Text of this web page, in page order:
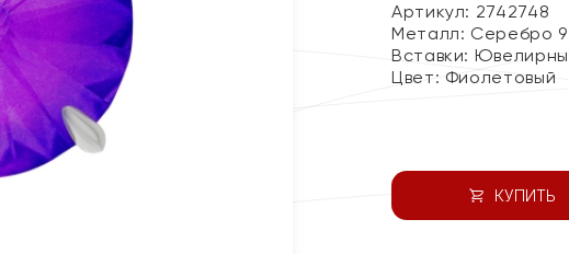
Артикул: 2742748
Металл: Серебро
Вставки:
Цвет: Фиолетовый
КУПИТЬ